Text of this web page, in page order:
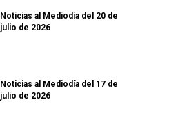
Noticias al Mediodía del 20 de
julio de 2026
Noticias al Mediodía del 17 de
julio de 2026